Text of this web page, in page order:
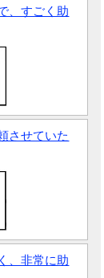
、すごく助
させていた
、非常に助